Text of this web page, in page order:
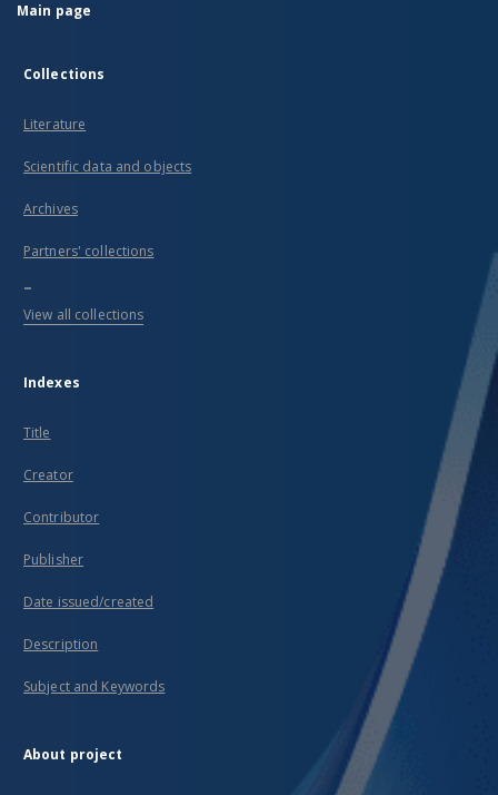
Main page
Collections
Literature
Scientific data and objects
Archives
Partners' collections
...
View all collections
Indexes
Title
Creator
Contributor
Publisher
Date issued/created
Description
Subject and Keywords
About project